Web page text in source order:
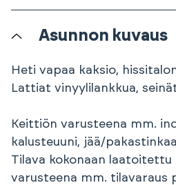
Asunnon kuvaus
Heti vapaa kaksio,
Lattiat vinyylilankkua,
Keittiön varusteena mm.
kalusteuuni, jää/
Tilava kokonaan laatoitettu
varusteena mm. tilavaraus